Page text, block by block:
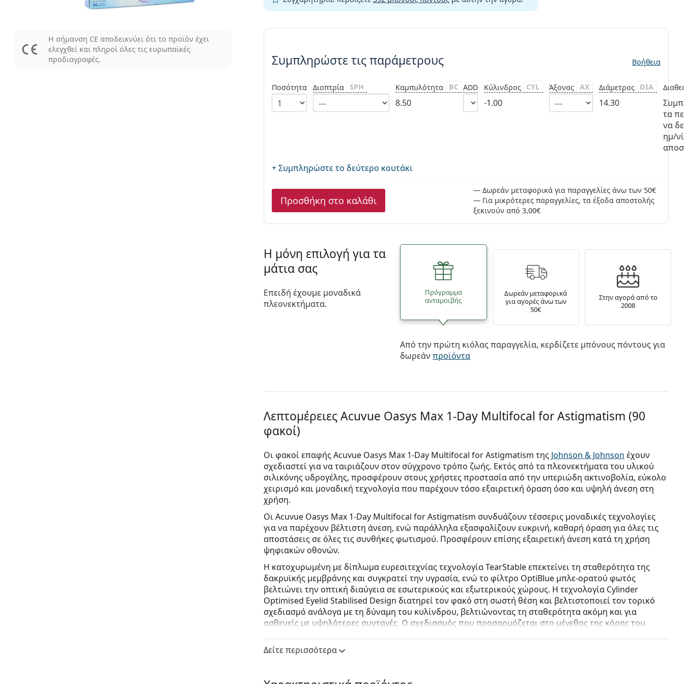
Η σήμανση CE αποδεικνύει ότι το προϊόν έχει
ελεγχθεί και πληροί όλες τις ευρωπαϊκές
προδιαγραφές.
Συμπληρώστε τις παράμετρους
Συμπληρώστε τις παράμετρους Βοήθεια
Ποσότητα Διοπτρία SPH Καμπυλότητα BC
8.50
ADD Κύλινδρος CYL
-1.00
Άξονας AX Διάμετρος DIA
14.30
τα
να
ημ/
+ Συμπληρώστε το δεύτερο κουτάκι
Προσθήκη στο καλάθι
Δωρεάν μεταφορικά για παραγγελίες άνω των 50€
Για μικρότερες παραγγελίες, τα έξοδα αποστολής
ξεκινούν από 3,00€
Η μόνη επιλογή για τα
μάτια σας
Επειδή έχουμε μοναδικά
πλεονεκτήματα.
Πρόγραμμα
ανταμοιβής
Δωρεάν μεταφορικά
για αγορές άνω των
50€
Στην αγορά από το
2008
Από την πρώτη κιόλας παραγγελία, κερδίζετε μπόνους πόντους για
δωρεάνπροϊόντα
Λεπτομέρειες Acuvue Oasys Max 1-Day Multifocal for Astigmatism (90
φακοί)
Οι φακοί επαφής Acuvue Oasys Max 1-Day Multifocal for Astigmatism της Johnson & Johnson έχουν
σχεδιαστεί για να ταιριάζουν στον σύγχρονο τρόπο ζωής. Εκτός από τα πλεονεκτήματα του υλικού
σιλικόνης υδρογέλης, προσφέρουν στους χρήστες προστασία από την υπεριώδη ακτινοβολία, εύκολο
χειρισμό και μοναδική τεχνολογία που παρέχουν τόσο εξαιρετική όραση όσο και υψηλή άνεση στη
χρήση.
Οι Acuvue Oasys Max 1-Day Multifocal for Astigmatism συνδυάζουν τέσσερις μοναδικές τεχνολογίες
για να παρέχουν βέλτιστη άνεση, ενώ παράλληλα εξασφαλίζουν ευκρινή, καθαρή όραση για όλες τις
αποστάσεις σε όλες τις συνθήκες φωτισμού. Προσφέρουν επίσης εξαιρετική άνεση κατά τη χρήση
ψηφιακών οθονών.
Η κατοχυρωμένη με δίπλωμα ευρεσιτεχνίας τεχνολογία TearStable επεκτείνει τη σταθερότητα της
δακρυϊκής μεμβράνης και συγκρατεί την υγρασία, ενώ το φίλτρο OptiBlue μπλε-ορατού φωτός
βελτιώνει την οπτική διαύγεια σε εσωτερικούς και εξωτερικούς χώρους. Η τεχνολογία Cylinder
Optimised Eyelid Stabilised Design διατηρεί τον φακό στη σωστή θέση και βελτιστοποιεί τον τορικό
σχεδιασμό ανάλογα με τη δύναμη του κυλίνδρου, βελτιώνοντας τη σταθερότητα ακόμη και για
ασθενείς με υψηλότερες συνταγές. Ο σχεδιασμός που προσαρμόζεται στο μέγεθος της κόρης του
Δείτε περισσότερα